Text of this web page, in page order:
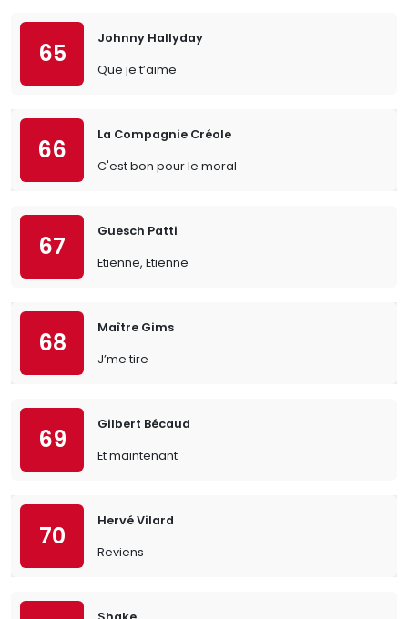
65
Johnny Hallyday
Que je t’aime
66
La Compagnie Créole
C'est bon pour le moral
67
Guesch Patti
Etienne, Etienne
68
Maître Gims
J’me tire
69
Gilbert Bécaud
Et maintenant
70
Hervé Vilard
Reviens